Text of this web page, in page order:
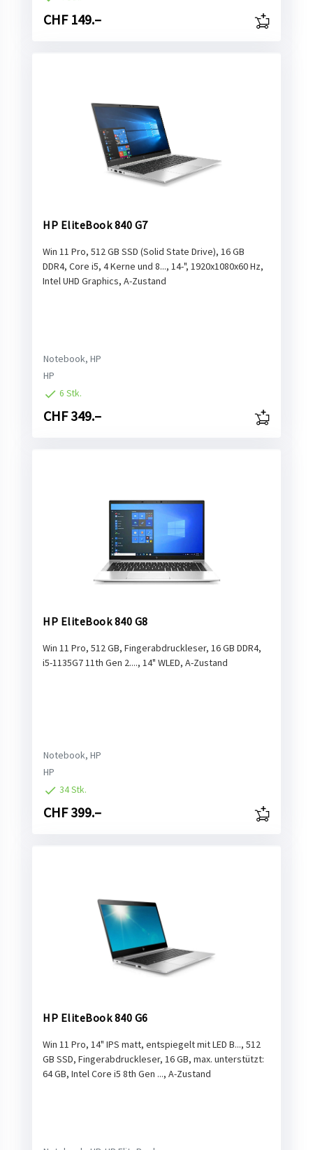
CHF 149.–
HP EliteBook 840 G7
Win 11 Pro, 512 GB SSD (Solid State Drive), 16 GB
DDR4, Core i5, 4 Kerne und 8..., 14-", 1920x1080x60 Hz,
Intel UHD Graphics, A-Zustand
Notebook, HP
HP
6 Stk.
CHF 349.–
HP EliteBook 840 G8
Win 11 Pro, 512 GB, Fingerabdruckleser, 16 GB DDR4,
i5-1135G7 11th Gen 2...., 14" WLED, A-Zustand
Notebook, HP
HP
34 Stk.
CHF 399.–
HP EliteBook 840 G6
Win 11 Pro, 14" IPS matt, entspiegelt mit LED B..., 512
GB SSD, Fingerabdruckleser, 16 GB, max. unterstützt:
64 GB, Intel Core i5 8th Gen ..., A-Zustand